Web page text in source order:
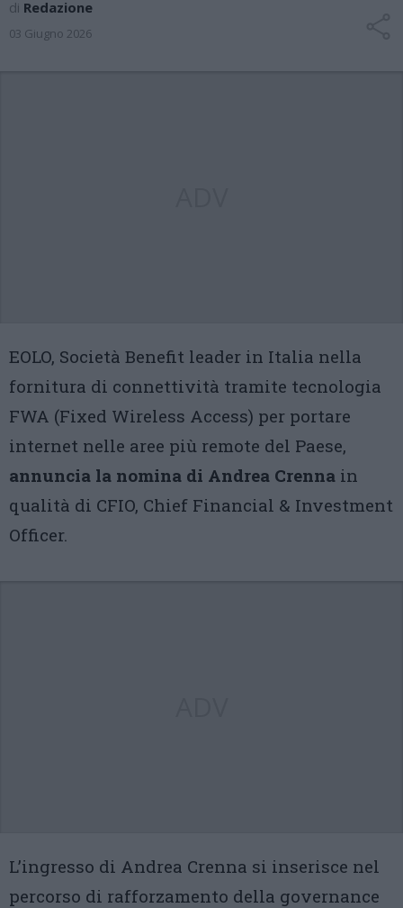
di Redazione
03 Giugno 2026
EOLO, Società Benefit leader in Italia nella
fornitura di connettività tramite tecnologia
FWA (Fixed Wireless Access) per portare
internet nelle aree più remote del Paese,
annuncia la nomina di Andrea Crenna in
qualità di CFIO, Chief Financial & Investment
Officer.
L’ingresso di Andrea Crenna si inserisce nel
percorso di rafforzamento della governance